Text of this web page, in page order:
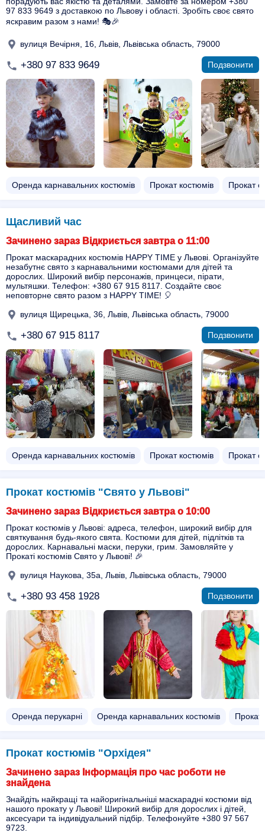
97 833 9649 з доставкою по Львову і області. Зробіть своє свято
яскравим разом з нами! 🎭🎉
вулиця Вечірня, 16, Львів, Львівська область, 79000
+380 97 833 9649 Подзвонити
Оренда карнавальних костюмів Прокат костюмів Прокат
Щасливий час
Зачинено зараз Відкриється завтра о 11:00
Прокат маскарадних костюмів HAPPY TIME у Львові. Організуйте
незабутнє свято з карнавальними костюмами для дітей та
дорослих. Широкий вибір персонажів, принцеси, пірати,
мультяшки. Телефон: +380 67 915 8117. Создайте своє
неповторне свято разом з HAPPY TIME! 🎈
вулиця Щирецька, 36, Львів, Львівська область, 79000
+380 67 915 8117 Подзвонити
Оренда карнавальних костюмів Прокат костюмів Прокат
Прокат костюмів "Свято у Львові"
Зачинено зараз Відкриється завтра о 10:00
Прокат костюмів у Львові: адреса, телефон, широкий вибір для
святкування будь-якого свята. Костюми для дітей, підлітків та
дорослих. Карнавальні маски, перуки, грим. Замовляйте у
Прокаті костюмів Свято у Львові! 🎉
вулиця Наукова, 35а, Львів, Львівська область, 79000
+380 93 458 1928 Подзвонити
Оренда перукарні Оренда карнавальних костюмів Прокат
Прокат костюмів "Орхідея"
Зачинено зараз Інформація про час роботи не
знайдена
Знайдіть найкращі та найоригінальніші маскарадні костюми від
нашого прокату у Львові! Широкий вибір для дорослих і дітей,
аксесуари та індивідуальний підбір. Телефонуйте +380 97 567
9723.